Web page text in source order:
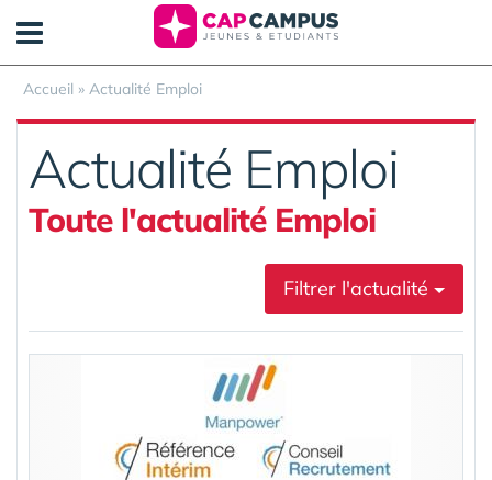
Accueil » Actualité Emploi
Actualité Emploi
Toute l'actualité Emploi
Filtrer l'actualité
Panneau de gestion des cookies